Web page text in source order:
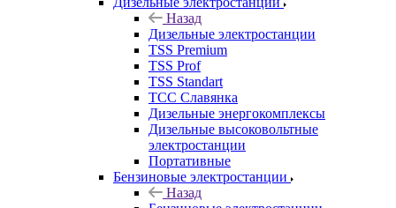
Назад
Дизельные электростанции
TSS Premium
TSS Prof
TSS Standart
ТСС Славянка
Дизельные энергокомплексы
Дизельные высоковольтные
электростанции
Портативные
Бензиновые электростанции
Назад